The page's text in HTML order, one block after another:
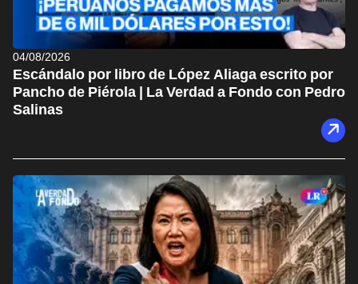
04/08/2026
Escándalo por libro de López Aliaga escrito por
Pancho de Piérola | La Verdad a Fondo con Pedro
Salinas